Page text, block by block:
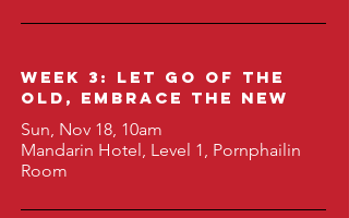
WEEK 3: Let Go of the
Old, Embrace the New
Sun, Nov 18, 10am
Mandarin Hotel, Level 1, Pornphailin
Room